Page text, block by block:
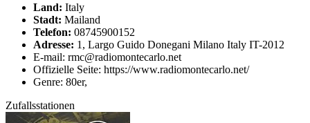
Land: Italy
Stadt: Mailand
Telefon: 08745900152
Adresse: 1, Largo Guido Donegani Milano Italy IT-2012
E-mail: rmc@radiomontecarlo.net
Offizielle Seite: https://www.radiomontecarlo.net/
Genre: 80er,
Zufallsstationen